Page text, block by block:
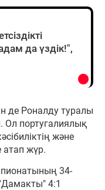
да үздік!",
де Роналду туралы
Ол португалиялық
және
атап жүр.
34-
4:1